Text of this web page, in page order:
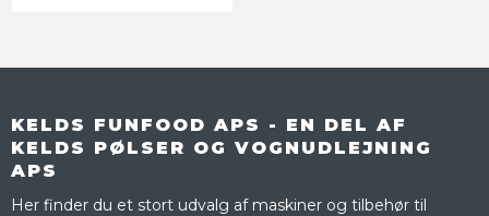
KELDS FUNFOOD APS - EN DEL AF
KELDS PØLSER OG VOGNUDLEJNING
APS
Her finder du et stort udvalg af maskiner og tilbehør til